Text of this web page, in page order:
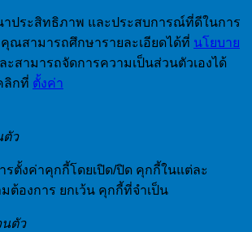
าประสิทธิภาพ และประสบการณ์ที่ดีในการ
ณสามารถศึกษารายละเอียดได้ที่ นโยบาย
ะสามารถจัดการความเป็นส่วนตัวเองได้
ลิกที่ ตั้งค่า
ตัว
ตั้งค่าคุกกี้โดยเปิด/ปิด คุกกี้ในแต่ละ
ต้องการ ยกเว้น คุกกี้ที่จำเป็น
นตัว